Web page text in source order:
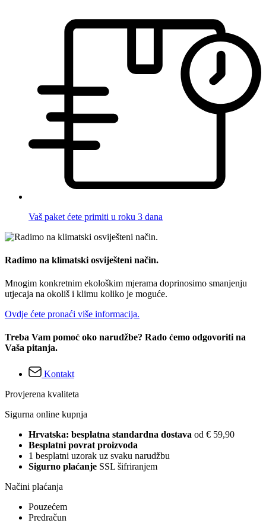
Vaš paket ćete primiti u roku 3 dana
Radimo na klimatski osviješteni način.
Mnogim konkretnim ekološkim mjerama doprinosimo smanjenju
utjecaja na okoliš i klimu koliko je moguće.
Ovdje ćete pronaći više informacija.
Treba Vam pomoć oko narudžbe? Rado ćemo odgovoriti na
Vaša pitanja.
Kontakt
Provjerena kvaliteta
Sigurna online kupnja
Hrvatska: besplatna standardna dostava od € 59,90
Besplatni povrat proizvoda
1 besplatni uzorak uz svaku narudžbu
Sigurno plaćanje SSL šifriranjem
Načini plaćanja
Pouzećem
Predračun